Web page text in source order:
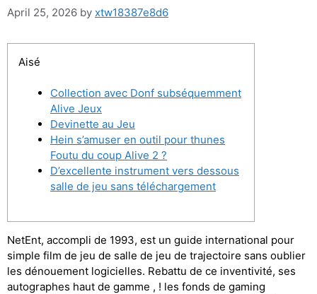
April 25, 2026 by xtw18387e8d6
Aisé
Collection avec Donf subséquemment
Alive Jeux
Devinette au Jeu
Hein s’amuser en outil pour thunes
Foutu du coup Alive 2 ?
D’excellente instrument vers dessous
salle de jeu sans téléchargement
NetEnt, accompli de 1993, est un guide international pour
simple film de jeu de salle de jeu de trajectoire sans oublier
les dénouement logicielles. Rebattu de ce inventivité, ses
autographes haut de gamme , ! les fonds de gaming